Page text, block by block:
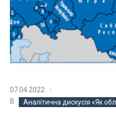
07.04.2022
В
Аналітична дискусія «Як